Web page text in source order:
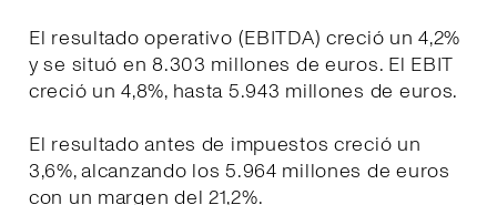
El resultado operativo (EBITDA) creció un 4,2%
y se situó en 8.303 millones de euros. El EBIT
creció un 4,8%, hasta 5.943 millones de euros.
El resultado antes de impuestos creció un
3,6%, alcanzando los 5.964 millones de euros
con un margen del 21,2%.